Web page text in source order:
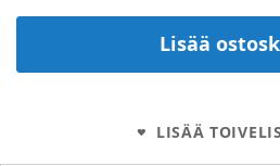
Lisää
LISÄÄ